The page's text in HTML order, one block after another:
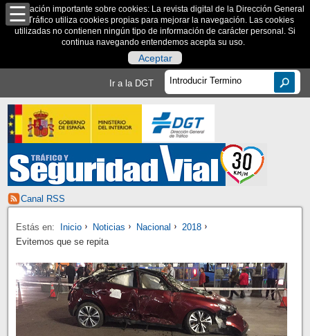
Información importante sobre cookies: La revista digital de la Dirección General
de Tráfico utiliza cookies propias para mejorar la navegación. Las cookies
utilizadas no contienen ningún tipo de información de carácter personal. Si
continua navegando entendemos acepta su uso.
Aceptar
Ir a la DGT
Canal RSS
Estás en: Inicio Noticias Nacional
2018
Evitemos que se repita